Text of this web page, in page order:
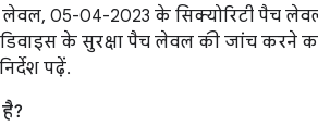
लेवल, 05-04-2023 के सिक्योरिटी पैच
के सुरक्षा पैच लेवल की जांच करने
पढ़ें.